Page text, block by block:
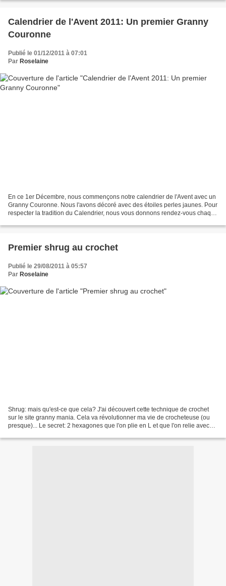
Calendrier de l'Avent 2011: Un premier Granny
Couronne
Publié le 01/12/2011 à 07:01
Par Roselaine
En ce 1er Décembre, nous commençons notre calendrier de l'Avent avec un
Granny Couronne. Nous l'avons décoré avec des étoiles perles jaunes. Pour
respecter la tradition du Calendrier, nous vous donnons rendez-vous chaque
Premier shrug au crochet
Publié le 29/08/2011 à 05:57
Par Roselaine
Shrug: mais qu'est-ce que cela? J'ai découvert cette technique de crochet
sur le site granny mania. Cela va révolutionner ma vie de crocheteuse (ou
presque)... Le secret: 2 hexagones que l'on plie en L et que l'on relie avec